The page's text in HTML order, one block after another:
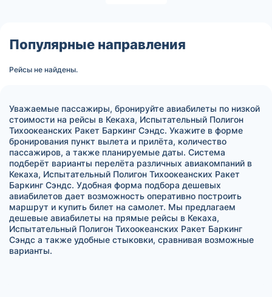
Популярные направления
Рейсы не найдены.
Уважаемые пассажиры, бронируйте авиабилеты по низкой
стоимости на рейсы в Кекаха, Испытательный Полигон
Тихоокеанских Ракет Баркинг Сэндс. Укажите в форме
бронирования пункт вылета и прилёта, количество
пассажиров, а также планируемые даты. Система
подберёт варианты перелёта различных авиакомпаний в
Кекаха, Испытательный Полигон Тихоокеанских Ракет
Баркинг Сэндс. Удобная форма подбора дешевых
авиабилетов дает возможность оперативно построить
маршрут и купить билет на самолет. Мы предлагаем
дешевые авиабилеты на прямые рейсы в Кекаха,
Испытательный Полигон Тихоокеанских Ракет Баркинг
Сэндс а также удобные стыковки, сравнивая возможные
варианты.